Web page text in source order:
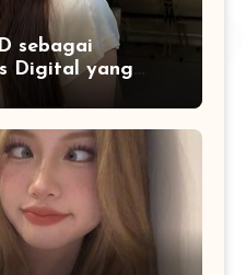
sebagai
Digital yang